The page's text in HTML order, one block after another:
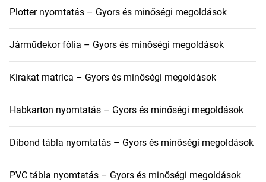
Plotter nyomtatás – Gyors és minőségi megoldások
Járműdekor fólia – Gyors és minőségi megoldások
Kirakat matrica – Gyors és minőségi megoldások
Habkarton nyomtatás – Gyors és minőségi megoldások
Dibond tábla nyomtatás – Gyors és minőségi megoldások
PVC tábla nyomtatás – Gyors és minőségi megoldások